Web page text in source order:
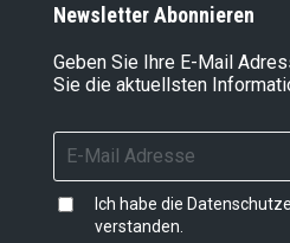
Newsletter Abonnieren
Geben Sie Ihre E-Mail
Sie die aktuellsten
Ich habe die
verstanden.